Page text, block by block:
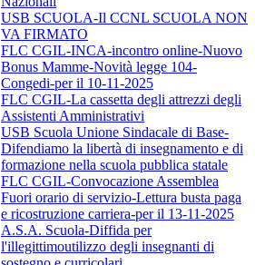
USB SCUOLA-Il CCNL SCUOLA NON
VA FIRMATO
FLC CGIL-INCA-incontro online-Nuovo
Bonus Mamme-Novità legge 104-
Congedi-per il 10-11-2025
FLC CGIL-La cassetta degli attrezzi degli
Assistenti Amministrativi
USB Scuola Unione Sindacale di Base-
Difendiamo la libertà di insegnamento e di
formazione nella scuola pubblica statale
FLC CGIL-Convocazione Assemblea
Fuori orario di servizio-Lettura busta paga
e ricostruzione carriera-per il 13-11-2025
A.S.A. Scuola-Diffida per
l'illegittimoutilizzo degli insegnanti di